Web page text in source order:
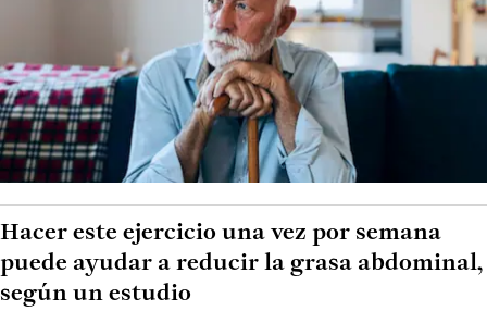
Hacer este ejercicio una vez por semana
puede ayudar a reducir la grasa abdominal,
según un estudio